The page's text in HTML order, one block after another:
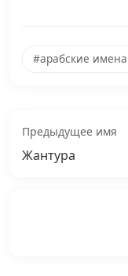
#арабские имена
Предыдущее имя
Жантура